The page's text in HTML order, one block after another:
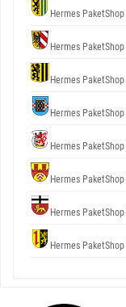
Hermes PaketShop
Hermes PaketShop
Hermes PaketShop
Hermes PaketShop
Hermes PaketShop
Hermes PaketShop
Hermes PaketShop
Hermes PaketShop